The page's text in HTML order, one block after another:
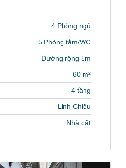
4 Phòng ngủ
5 Phòng tắm/WC
Đường rộng 5m
60 m²
4 tầng
Linh Chiểu
Nhà đất